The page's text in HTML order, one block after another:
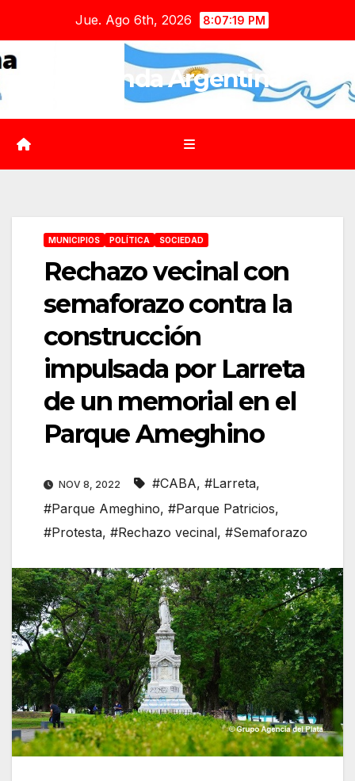
contenido
Jue. Ago 6th, 2026 8:07:20 PM
Agenda Argentina
MUNICIPIOS POLÍTICA SOCIEDAD
Rechazo vecinal con
semaforazo contra la
construcción
impulsada por Larreta
de un memorial en el
Parque Ameghino
NOV 8, 2022 #CABA, #Larreta,
#Parque Ameghino, #Parque Patricios,
#Protesta, #Rechazo vecinal, #Semaforazo